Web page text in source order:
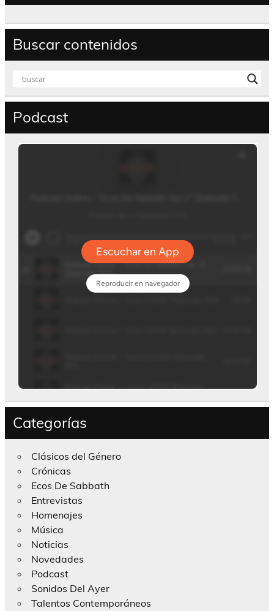
Buscar contenidos
Podcast
Categorías
Clásicos del Género
Crónicas
Ecos De Sabbath
Entrevistas
Homenajes
Música
Noticias
Novedades
Podcast
Sonidos Del Ayer
Talentos Contemporáneos